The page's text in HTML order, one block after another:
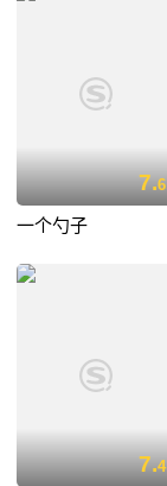
7.6
一个勺子
7.4